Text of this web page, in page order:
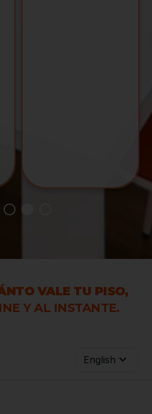
VALE TU PISO,
Y AL INSTANTE.